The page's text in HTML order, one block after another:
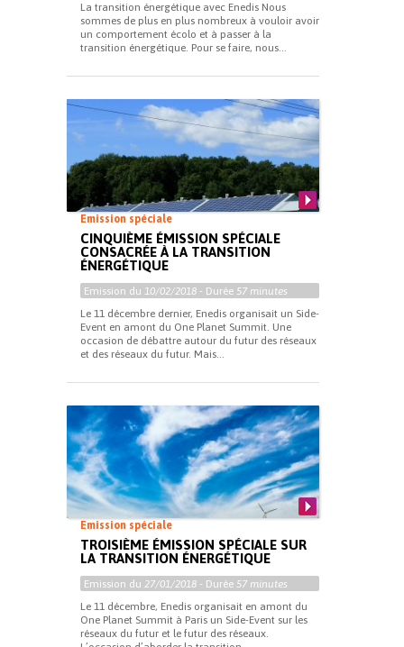
La transition énergétique avec Enedis Nous
sommes de plus en plus nombreux à vouloir avoir
un comportement écolo et à passer à la
transition énergétique. Pour se faire, nous...
Emission spéciale
CINQUIÈME ÉMISSION SPÉCIALE
CONSACRÉE À LA TRANSITION
ÉNERGÉTIQUE
Emission du 10/02/2018 - Durée 57 minutes
Le 11 décembre dernier, Enedis organisait un Side-
Event en amont du One Planet Summit. Une
occasion de débattre autour du futur des réseaux
et des réseaux du futur. Mais...
Emission spéciale
TROISIÈME ÉMISSION SPÉCIALE SUR
LA TRANSITION ÉNERGÉTIQUE
Emission du 27/01/2018 - Durée 57 minutes
Le 11 décembre, Enedis organisait en amont du
One Planet Summit à Paris un Side-Event sur les
réseaux du futur et le futur des réseaux.